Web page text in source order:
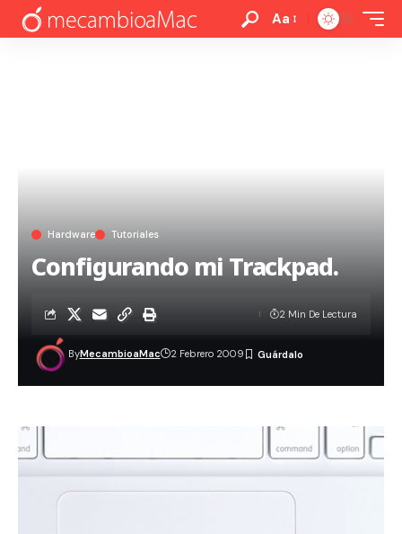
Aa
Hardware Tutoriales
Configurando mi Trackpad.
ByMecambioaMac 2 Febrero 2009
2 Min De Lectura